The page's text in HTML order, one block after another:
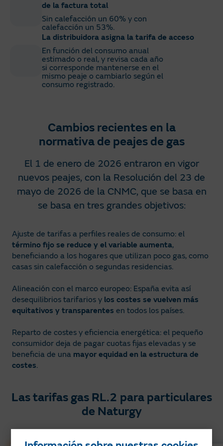
de la factura total
Sin calefacción un 60% y con
calefacción un 53%​.
La distribuidora asigna la tarifa de acceso
En función del consumo anual
estimado o real, y revisa cada año
si corresponde mantenerse en el
mismo peaje o cambiarlo según el
consumo registrado​.
Cambios recientes en la
normativa de peajes de gas​
El 1 de enero de 2026 entraron en vigor
nuevos peajes, con la Resolución del 23 de
mayo de 2026 de la CNMC, que se basa en
se basa en tres grandes objetivos:​
Ajuste de tarifas a perfiles reales de consumo: el
término fijo se reduce y el variable aumenta,
beneficiando a los hogares que utilizan poco gas, como
casas sin calefacción o segundas residencias.​
Alineación con el marco europeo: España evita así
desequilibrios tarifarios y los costes se vuelven más
equitativos y transparentes en todos los países​.
Reparto de costes y eficiencia energética: el pequeño
consumidor deja de pagar cuotas fijas elevadas y se
beneficia de una mayor equidad en la estructura de
costes.
Las tarifas gas RL.2 para particulares
de Naturgy​
La más vendida